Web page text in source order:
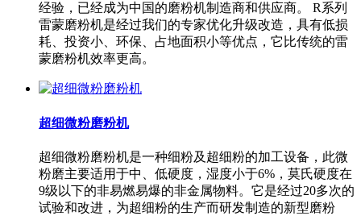
经验，已经成为中国的磨粉机制造商和供应商。 R系列
雷蒙磨粉机是经过我们的专家优化升级改造，具有低损
耗、投资小、环保、占地面积小等优点，它比传统的雷
蒙磨粉机效率更高。
超细微粉磨粉机
超细微粉磨粉机是一种细粉及超细粉的加工设备，此微
粉磨主要适用于中、低硬度，湿度小于6%，莫氏硬度在
9级以下的非易燃易爆的非金属物料。它是经过20多次的
试验和改进，为超细粉的生产而研发制造的新型磨粉